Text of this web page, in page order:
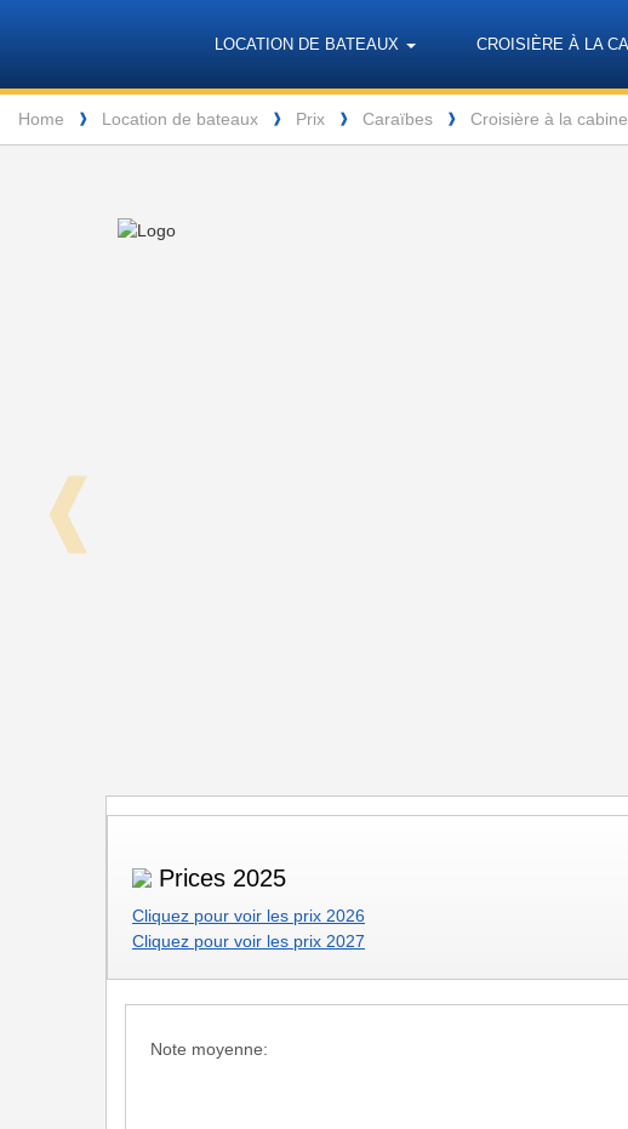
Barone
Yachting
LOCATION DE BATEAUX CROISIÈRE À LA
Breadcrumb
Home ❱ Location de bateaux ❱ Prix ❱ Caraïbes ❱ Croisière à la
❰
Prices 2025
Cliquez pour voir les prix 2026
Cliquez pour voir les prix 2027
Note moyenne: